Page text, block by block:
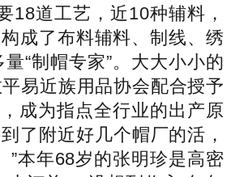
18道工艺，近10种辅料，
成了布料辅料、制线、绣
“制帽专家”。大大小小的
易近族用品协会配合授予
成为指点全行业的出产原
了附近好几个帽厂的活，
本年68岁的张明珍是高密